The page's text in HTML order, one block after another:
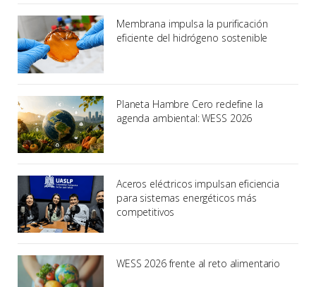
Membrana impulsa la purificación
eficiente del hidrógeno sostenible
Planeta Hambre Cero redefine la
agenda ambiental: WESS 2026
Aceros eléctricos impulsan eficiencia
para sistemas energéticos más
competitivos
WESS 2026 frente al reto alimentario